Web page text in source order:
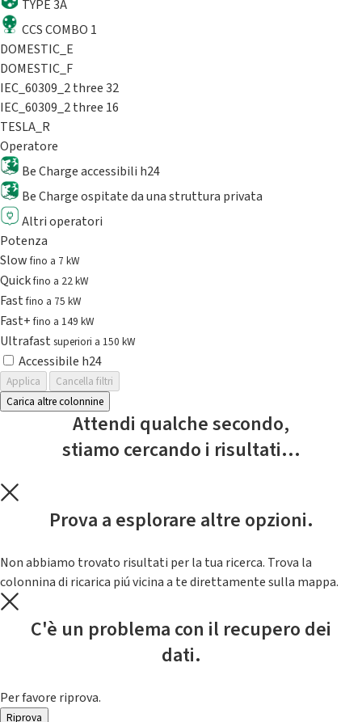
TYPE 3A
CCS COMBO 1
DOMESTIC_E
DOMESTIC_F
IEC_60309_2 three 32
IEC_60309_2 three 16
TESLA_R
Operatore
Be Charge accessibili h24
Be Charge ospitate da una struttura privata
Altri operatori
Potenza
Slowfino a 7 kW
Quickfino a 22 kW
Fastfino a 75 kW
Fast+fino a 149 kW
Ultrafast superiori a 150 kW
Accessibile h24
Applica
Cancella filtri
Carica altre colonnine
Attendi qualche secondo,
stiamo cercando i risultati...
Prova a esplorare altre opzioni.
Non abbiamo trovato risultati per la tua ricerca. Trova la
colonnina di ricarica piú vicina a te direttamente sulla mappa.
C'è un problema con il recupero dei
dati.
Per favore riprova.
Riprova